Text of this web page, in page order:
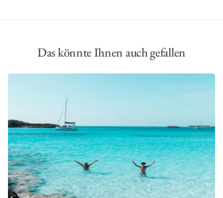
Das könnte Ihnen auch gefallen